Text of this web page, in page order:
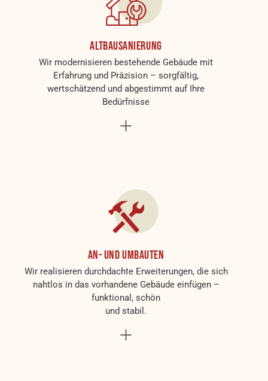
Altbausanierung
Wir modernisieren bestehende Gebäude mit
Erfahrung und Präzision – sorgfältig,
wertschätzend und abgestimmt auf Ihre
Bedürfnisse
An- und Umbauten
Wir realisieren durchdachte Erweiterungen, die sich
nahtlos in das vorhandene Gebäude einfügen –
funktional, schön
und stabil.